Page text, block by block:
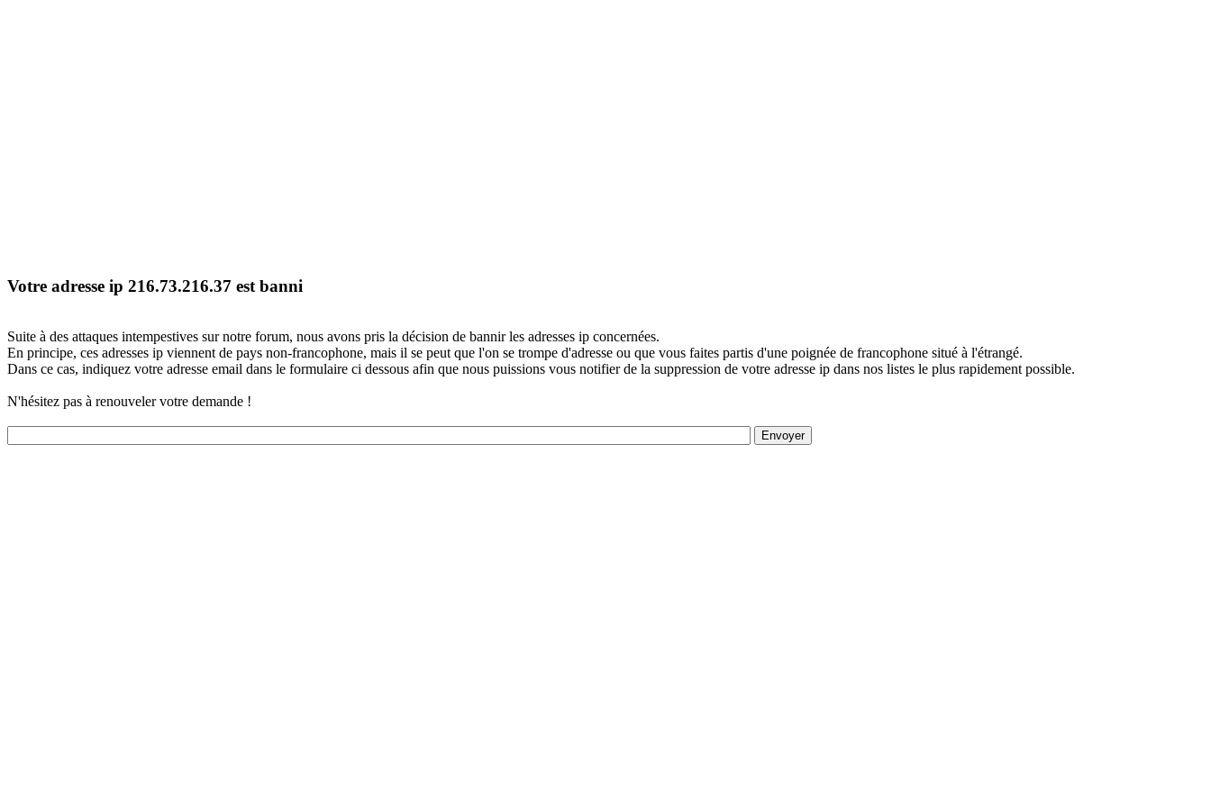
Votre adresse ip 216.73.216.37 est banni
Suite à des attaques intempestives sur notre forum, nous avons pris la décision de bannir les adresses ip concernées.
En principe, ces adresses ip viennent de pays non-francophone, mais il se peut que l'on se trompe d'adresse ou que vous faites partis d'une poignée de francophone situé à l'étrangé.
Dans ce cas, indiquez votre adresse email dans le formulaire ci dessous afin que nous puissions vous notifier de la suppression de votre adresse ip dans nos listes le plus rapidement possible.
N'hésitez pas à renouveler votre demande !